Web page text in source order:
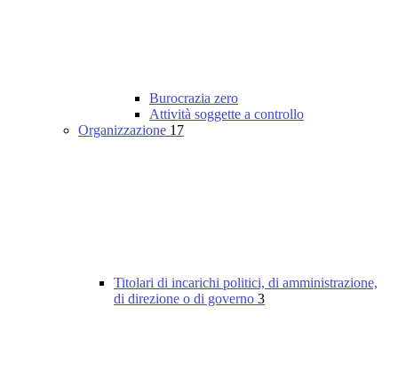
Burocrazia zero
Attività soggette a controllo
Organizzazione 17
Titolari di incarichi politici, di amministrazione,
di direzione o di governo 3